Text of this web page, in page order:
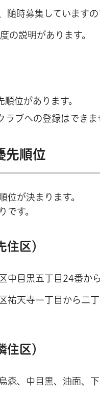
随時募集しています
の説明があります。
位があります。
ブへの登録はできま
先順位
位が決まります。
です。
区）
中目黒五丁目24番か
祐天寺一丁目から二丁
区）
森、中目黒、油面、下